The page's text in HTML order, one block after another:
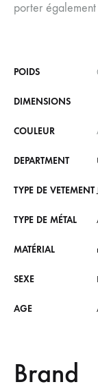
porter également
POIDS
DIMENSIONS
COULEUR
DEPARTMENT
TYPE DE VETEMENT
TYPE DE MÉTAL
MATÉRIAL
SEXE
AGE
Brand